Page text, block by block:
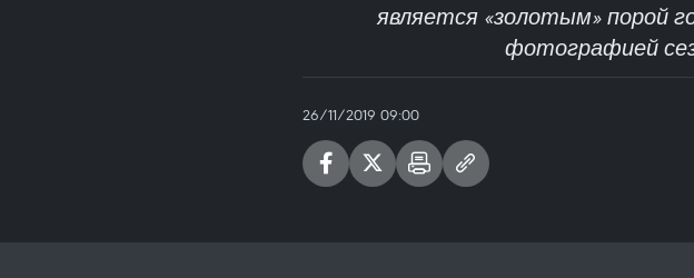
является «золотым» порой
фотографией
26/11/2019 09:00